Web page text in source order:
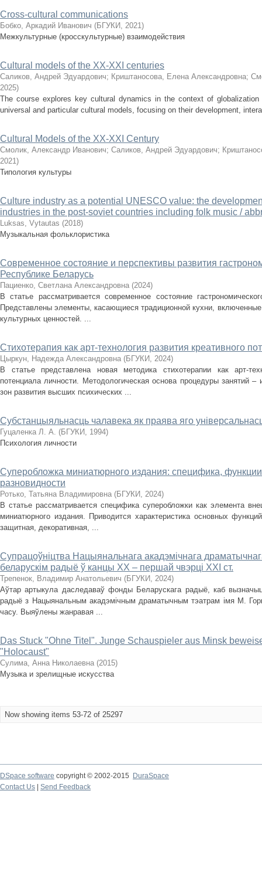
Cross-cultural communications
Бобко, Аркадий Иванович (БГУКИ, 2021)
Межкультурные (кросскультурные) взаимодействия
Cultural models of the XX-XXI centuries
Саликов, Андрей Эдуардович; Криштаносова, Елена Александровна;
2025)
The course explores key cultural dynamics in the context of
universal and particular cultural models, focusing on their development,
Cultural Models of the XX-XXI Century
Смолик, Александр Иванович; Саликов, Андрей Эдуардович;
2021)
Типология культуры
Culture industry as a potential UNESCO value: the
industries in the post-soviet countries including folk music /
Luksas, Vytautas (2018)
Музыкальная фольклористика
Cовременное состояние и перспективы развития
Республике Беларусь
Пациенко, Светлана Александровна (2024)
В статье рассматривается современное состояние
Представлены элементы, касающиеся традиционной кухни, включенные
культурных ценностей. ...
Cтихотерапия как арт-технология развития креативного
Цыркун, Надежда Александровна (БГУКИ, 2024)
В статье представлена новая методика стихотерапии как арт-
потенциала личности. Методологическая основа процедуры занятий
зон развития высших психических ...
Cубстанцыяльнасць чалавека як праява яго
Гуцаленка Л. А. (БГУКИ, 1994)
Психология личности
Cуперобложка миниатюрного издания: специфика,
разновидности
Ротько, Татьяна Владимировна (БГУКИ, 2024)
В статье рассматривается специфика суперобложки как элемента
миниатюрного издания. Приводится характеристика основных
защитная, декоративная, ...
Cупрацоўніцтва Нацыянальнага акадэмічнага
беларускім радыё ў канцы ХХ – першай чвэрці ХХІ ст.
Трепенок, Владимир Анатольевич (БГУКИ, 2024)
Аўтар артыкула даследаваў фонды Беларускага радыё, каб
радыё з Нацыянальным акадэмічным драматычным тэатрам імя М.
часу. Выяўлены жанравая ...
Das Stuck "Ohne Titel". Junge Schauspieler aus Minsk
"Holocaust"
Сулима, Анна Николаевна (2015)
Музыка и зрелищные искусства
Now showing items 53-72 of 25297
DSpace software copyright © 2002-2015
DuraSpace
Contact Us
Send Feedback